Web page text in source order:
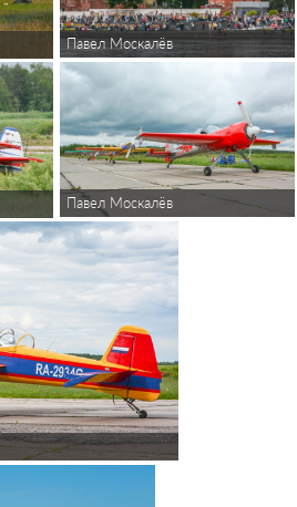
Павел Москалёв
Павел Москалёв